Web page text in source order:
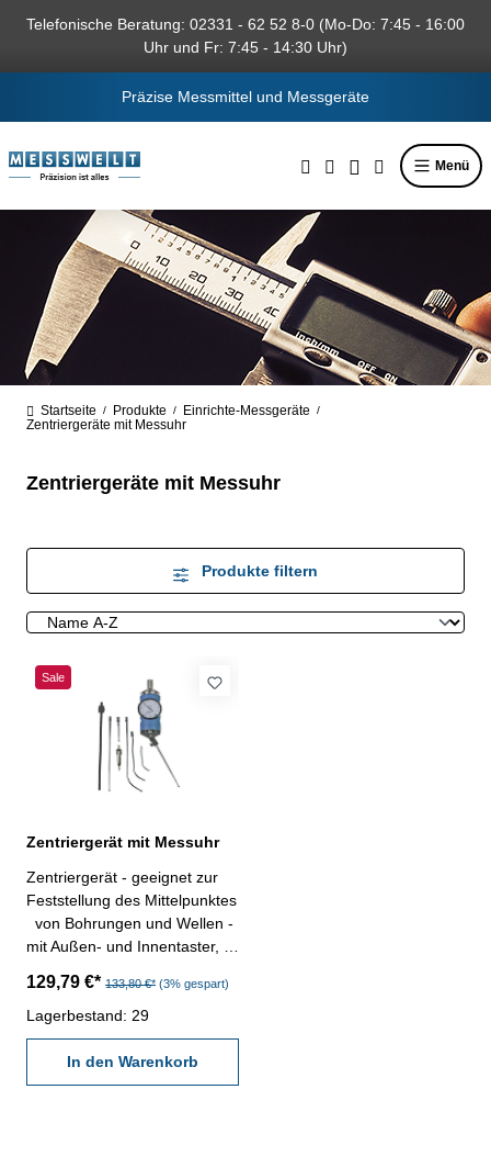
springen
Telefonische Beratung: 02331 - 62 52 8-0 (Mo-Do: 7:45 - 16:00
Uhr und Fr: 7:45 - 14:30 Uhr)
Präzise Messmittel und Messgeräte
Menü
Startseite / Produkte / Einrichte-Messgeräte /
Zentriergeräte mit Messuhr
Zentriergeräte mit Messuhr
Produkte filtern
Sale
Zentriergerät mit Messuhr
Zentriergerät - geeignet zur
Feststellung des Mittelpunktes
von Bohrungen und Wellen -
mit Außen- und Innentaster,
- Messuhr 0 - 3 mm, Ablesung
0,01 mm - Aufnahme 10 mm -
im Behältnis / Kasten
129,79 €* 133,80 €* (3% gespart)
Lagerbestand: 29
In den Warenkorb